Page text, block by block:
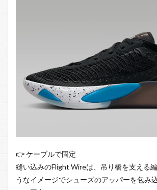
👉 ケーブルで固定
縫い込みのFlight Wireは、吊り橋を支える
うなイメージでシューズのアッパーを包み